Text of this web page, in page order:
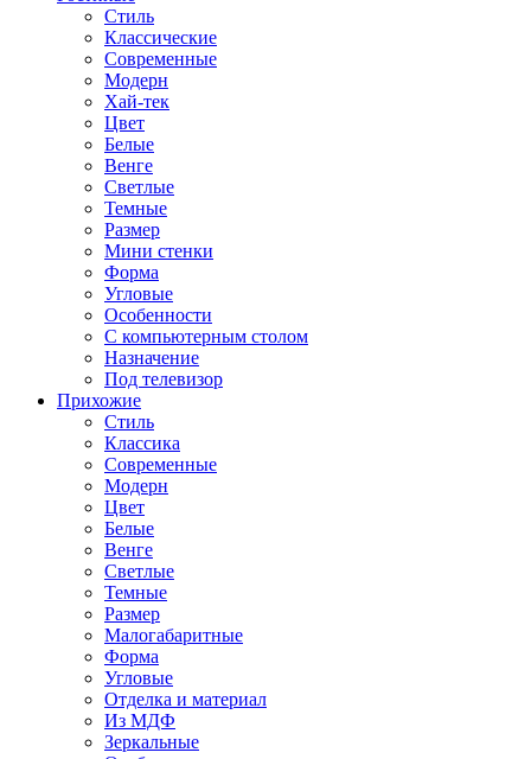
Стиль
Классические
Современные
Модерн
Хай-тек
Цвет
Белые
Венге
Светлые
Темные
Размер
Мини стенки
Форма
Угловые
Особенности
С компьютерным столом
Назначение
Под телевизор
Прихожие
Стиль
Классика
Современные
Модерн
Цвет
Белые
Венге
Светлые
Темные
Размер
Малогабаритные
Форма
Угловые
Отделка и материал
Из МДФ
Зеркальные